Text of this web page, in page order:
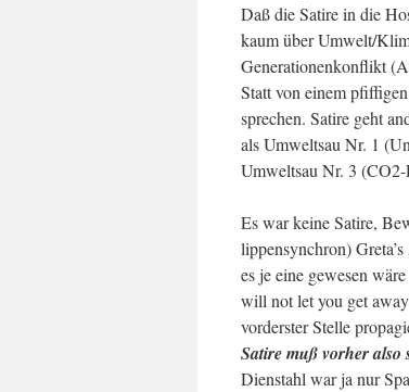
Daß die Satire in die
kaum über Umwelt/
Generationenkonflikt
Statt von einem
sprechen. Satire geht
als Umweltsau Nr. 1
Umweltsau Nr. 3
Es war keine Satire,
lippensynchron)
es je eine gewesen
will not let you get
vorderster Stelle
Satire muß vorher also
Dienstahl war ja nur